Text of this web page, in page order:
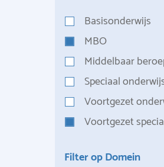
Basisonderwijs
MBO
Middelbaar
Speciaal
Voortgezet
Voortgezet
Filter op Domein